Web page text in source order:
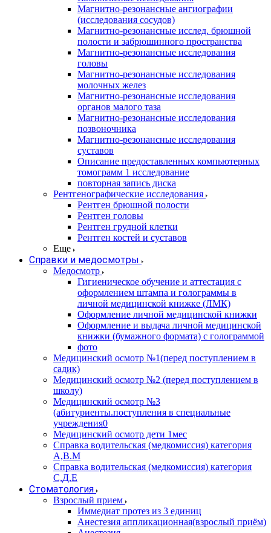
Магнитно-резонансные ангиографии
(исследования сосудов)
Магнитно-резонансные исслед. брюшной
полости и забрюшинного пространства
Магнитно-резонансные исследования
головы
Магнитно-резонансные исследования
молочных желез
Магнитно-резонансные исследования
органов малого таза
Магнитно-резонансные исследования
позвоночника
Магнитно-резонансные исследования
суставов
Описание предоставленных компьютерных
томограмм 1 исследование
повторная запись диска
Рентгенографические исследования
Рентген брюшной полости
Рентген головы
Рентген грудной клетки
Рентген костей и суставов
Еще
Справки и медосмотры
Медосмотр
Гигиеническое обучение и аттестация с
оформлением штампа и голограммы в
личной медицинской книжке (ЛМК)
Оформление личной медицинской книжки
Оформление и выдача личной медицинской
книжки (бумажного формата) с голограммой
фото
Медицинский осмотр №1(перед поступлением в
садик)
Медицинский осмотр №2 (перед поступлением в
школу)
Медицинский осмотр №3
(абитуриенты.поступления в специальные
учреждения0
Медицинский осмотр дети 1мес
Справка водительская (медкомиссия) категория
А,В.М
Справка водительская (медкомиссия) категория
С,Д,Е
Стоматология
Взрослый прием
Иммедиат протез из 3 единиц
Анестезия аппликационная(взрослый приём)